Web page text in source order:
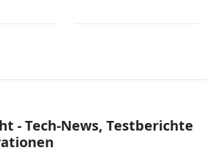
- Tech-News, Testberichte